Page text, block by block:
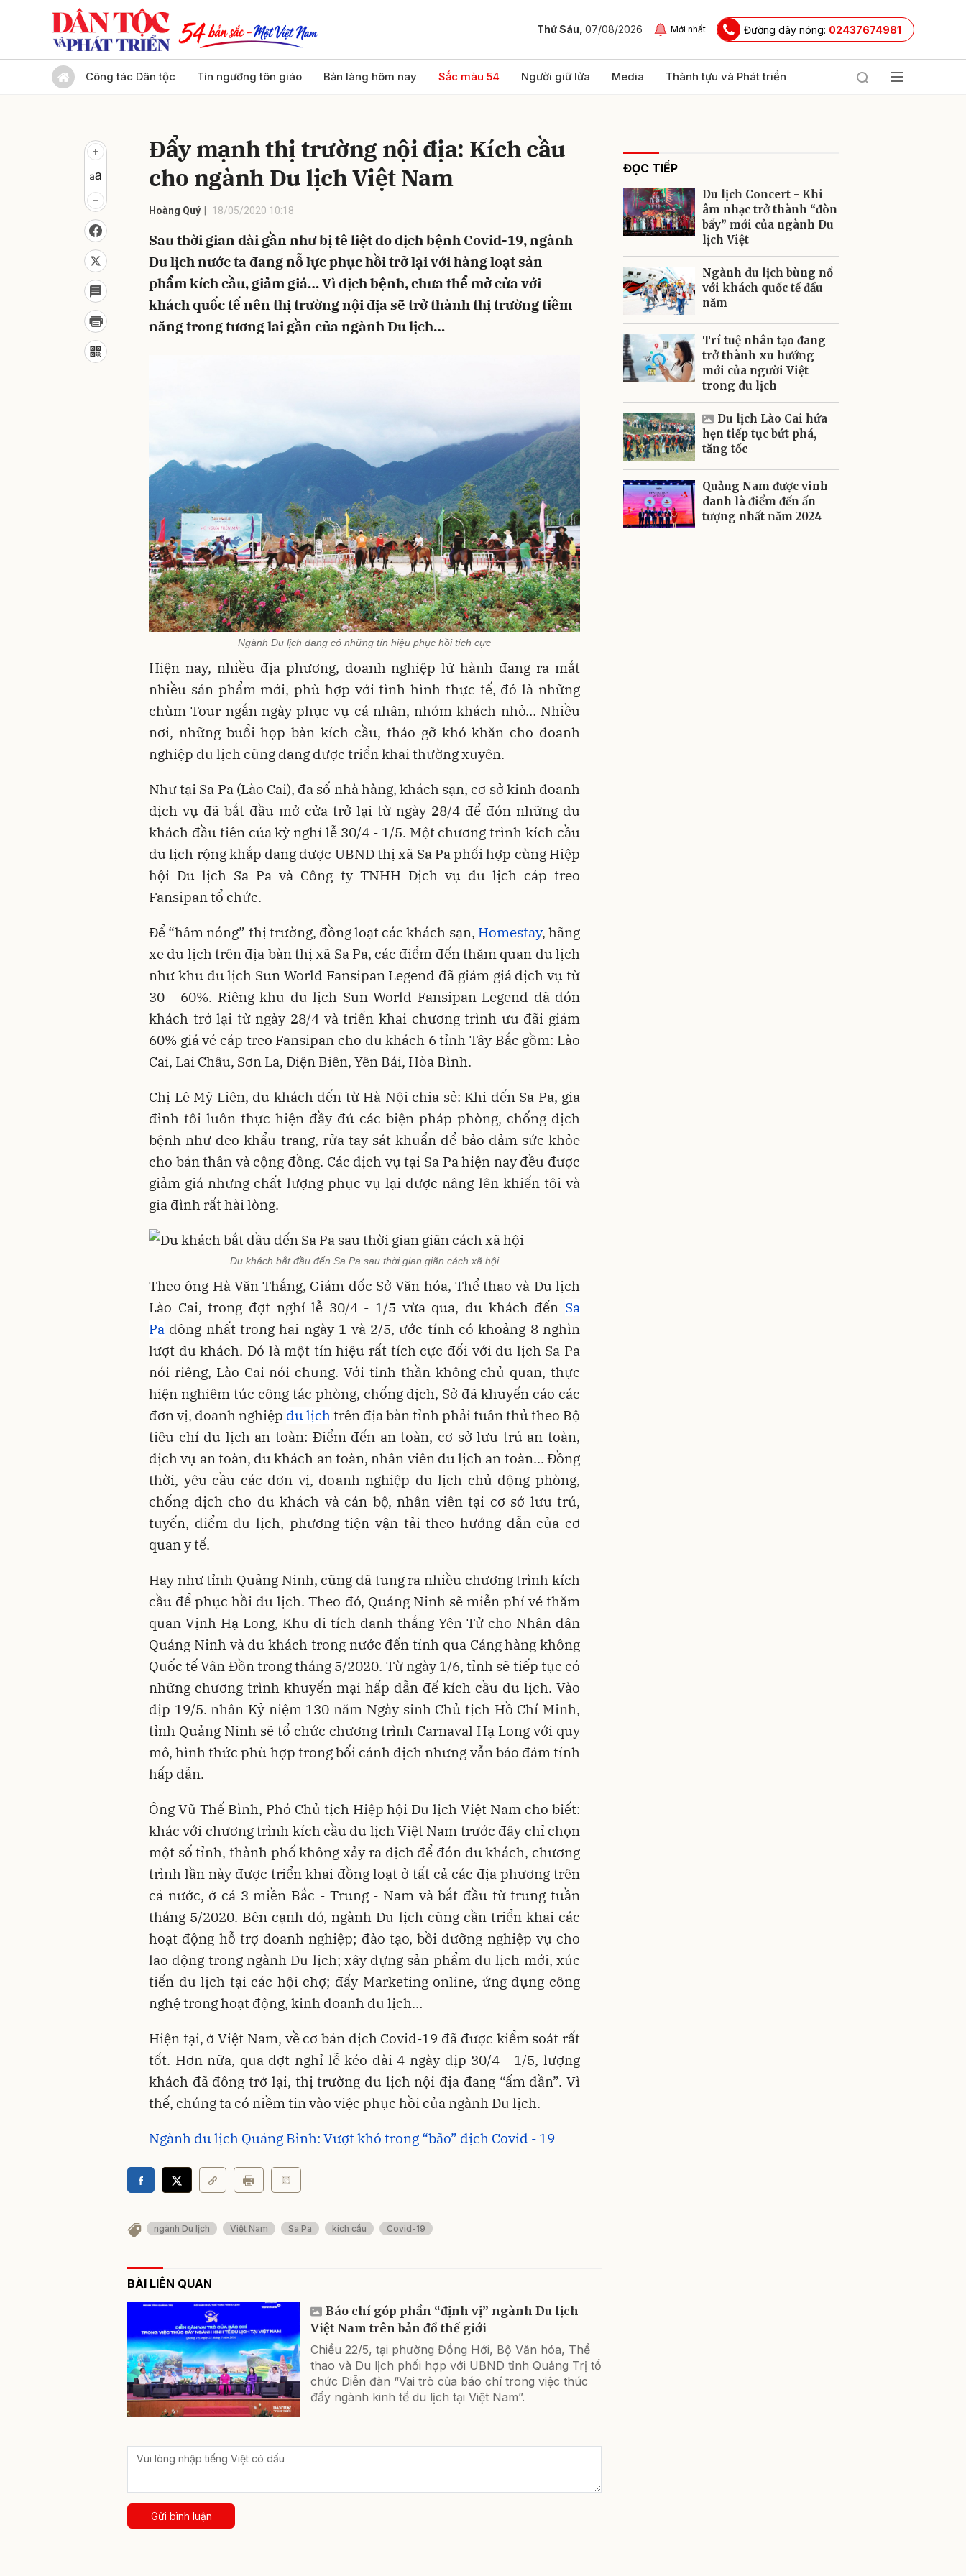
Thứ Sáu, 07/08/2026 Mới nhất Đường dây nóng: 02437674981
Công tác Dân tộc Tín ngưỡng tôn giáo Bản làng hôm nay Sắc màu 54 Người giữ lửa Media Thành tựu và Phát triển
Đẩy mạnh thị trường nội địa: Kích cầu
cho ngành Du lịch Việt Nam
Hoàng Quý 18/05/2020 10:18
Sau thời gian dài gần như bị tê liệt do dịch bệnh Covid-19, ngành
Du lịch nước ta đang nỗ lực phục hồi trở lại với hàng loạt sản
phẩm kích cầu, giảm giá… Vì dịch bệnh, chưa thể mở cửa với
khách quốc tế nên thị trường nội địa sẽ trở thành thị trường tiềm
năng trong tương lai gần của ngành Du lịch…
Ngành Du lịch đang có những tín hiệu phục hồi tích cực
Hiện nay, nhiều địa phương, doanh nghiệp lữ hành đang ra mắt
nhiều sản phẩm mới, phù hợp với tình hình thực tế, đó là những
chùm Tour ngắn ngày phục vụ cá nhân, nhóm khách nhỏ… Nhiều
nơi, những buổi họp bàn kích cầu, tháo gỡ khó khăn cho doanh
nghiệp du lịch cũng đang được triển khai thường xuyên.
Như tại Sa Pa (Lào Cai), đa số nhà hàng, khách sạn, cơ sở kinh doanh
dịch vụ đã bắt đầu mở cửa trở lại từ ngày 28/4 để đón những du
khách đầu tiên của kỳ nghỉ lễ 30/4 - 1/5. Một chương trình kích cầu
du lịch rộng khắp đang được UBND thị xã Sa Pa phối hợp cùng Hiệp
hội Du lịch Sa Pa và Công ty TNHH Dịch vụ du lịch cáp treo
Fansipan tổ chức.
Để “hâm nóng” thị trường, đồng loạt các khách sạn, Homestay, hãng
xe du lịch trên địa bàn thị xã Sa Pa, các điểm đến thăm quan du lịch
như khu du lịch Sun World Fansipan Legend đã giảm giá dịch vụ từ
30 - 60%. Riêng khu du lịch Sun World Fansipan Legend đã đón
khách trở lại từ ngày 28/4 và triển khai chương trình ưu đãi giảm
60% giá vé cáp treo Fansipan cho du khách 6 tỉnh Tây Bắc gồm: Lào
Cai, Lai Châu, Sơn La, Điện Biên, Yên Bái, Hòa Bình.
Chị Lê Mỹ Liên, du khách đến từ Hà Nội chia sẻ: Khi đến Sa Pa, gia
đình tôi luôn thực hiện đầy đủ các biện pháp phòng, chống dịch
bệnh như đeo khẩu trang, rửa tay sát khuẩn để bảo đảm sức khỏe
cho bản thân và cộng đồng. Các dịch vụ tại Sa Pa hiện nay đều được
giảm giá nhưng chất lượng phục vụ lại được nâng lên khiến tôi và
gia đình rất hài lòng.
Du khách bắt đầu đến Sa Pa sau thời gian giãn cách xã hội
Theo ông Hà Văn Thắng, Giám đốc Sở Văn hóa, Thể thao và Du lịch
Lào Cai, trong đợt nghỉ lễ 30/4 - 1/5 vừa qua, du khách đến Sa
Pa đông nhất trong hai ngày 1 và 2/5, ước tính có khoảng 8 nghìn
lượt du khách. Đó là một tín hiệu rất tích cực đối với du lịch Sa Pa
nói riêng, Lào Cai nói chung. Với tinh thần không chủ quan, thực
hiện nghiêm túc công tác phòng, chống dịch, Sở đã khuyến cáo các
đơn vị, doanh nghiệp du lịchtrên địa bàn tỉnh phải tuân thủ theo Bộ
tiêu chí du lịch an toàn: Điểm đến an toàn, cơ sở lưu trú an toàn,
dịch vụ an toàn, du khách an toàn, nhân viên du lịch an toàn... Đồng
thời, yêu cầu các đơn vị, doanh nghiệp du lịch chủ động phòng,
chống dịch cho du khách và cán bộ, nhân viên tại cơ sở lưu trú,
tuyến, điểm du lịch, phương tiện vận tải theo hướng dẫn của cơ
quan y tế.
Hay như tỉnh Quảng Ninh, cũng đã tung ra nhiều chương trình kích
cầu để phục hồi du lịch. Theo đó, Quảng Ninh sẽ miễn phí vé thăm
quan Vịnh Hạ Long, Khu di tích danh thắng Yên Tử cho Nhân dân
Quảng Ninh và du khách trong nước đến tỉnh qua Cảng hàng không
Quốc tế Vân Đồn trong tháng 5/2020. Từ ngày 1/6, tỉnh sẽ tiếp tục có
những chương trình khuyến mại hấp dẫn để kích cầu du lịch. Vào
dịp 19/5. nhân Kỷ niệm 130 năm Ngày sinh Chủ tịch Hồ Chí Minh,
tỉnh Quảng Ninh sẽ tổ chức chương trình Carnaval Hạ Long với quy
mô, hình thức phù hợp trong bối cảnh dịch nhưng vẫn bảo đảm tính
hấp dẫn.
Ông Vũ Thế Bình, Phó Chủ tịch Hiệp hội Du lịch Việt Nam cho biết:
khác với chương trình kích cầu du lịch Việt Nam trước đây chỉ chọn
một số tỉnh, thành phố không xảy ra dịch để đón du khách, chương
trình lần này được triển khai đồng loạt ở tất cả các địa phương trên
cả nước, ở cả 3 miền Bắc - Trung - Nam và bắt đầu từ trung tuần
tháng 5/2020. Bên cạnh đó, ngành Du lịch cũng cần triển khai các
hoạt động hỗ trợ doanh nghiệp; đào tạo, bồi dưỡng nghiệp vụ cho
lao động trong ngành Du lịch; xây dựng sản phẩm du lịch mới, xúc
tiến du lịch tại các hội chợ; đẩy Marketing online, ứng dụng công
nghệ trong hoạt động, kinh doanh du lịch…
Hiện tại, ở Việt Nam, về cơ bản dịch Covid-19 đã được kiểm soát rất
tốt. Hơn nữa, qua đợt nghỉ lễ kéo dài 4 ngày dịp 30/4 - 1/5, lượng
khách đã đông trở lại, thị trường du lịch nội địa đang “ấm dần”. Vì
thế, chúng ta có niềm tin vào việc phục hồi của ngành Du lịch.
Ngành du lịch Quảng Bình: Vượt khó trong “bão” dịch Covid - 19
ngành Du lịch Việt Nam Sa Pa kích cầu Covid-19
BÀI LIÊN QUAN
Báo chí góp phần “định vị” ngành Du lịch
Việt Nam trên bản đồ thế giới
Chiều 22/5, tại phường Đồng Hới, Bộ Văn hóa, Thể
thao và Du lịch phối hợp với UBND tỉnh Quảng Trị tổ
chức Diễn đàn “Vai trò của báo chí trong việc thúc
đẩy ngành kinh tế du lịch tại Việt Nam”.
Gửi bình luận
ĐỌC TIẾP
Du lịch Concert - Khi
âm nhạc trở thành “đòn
bẩy” mới của ngành Du
lịch Việt
Ngành du lịch bùng nổ
với khách quốc tế đầu
năm
Trí tuệ nhân tạo đang
trở thành xu hướng
mới của người Việt
trong du lịch
Du lịch Lào Cai hứa
hẹn tiếp tục bứt phá,
tăng tốc
Quảng Nam được vinh
danh là điểm đến ấn
tượng nhất năm 2024
Gửi bình luận
Hủy Gửi